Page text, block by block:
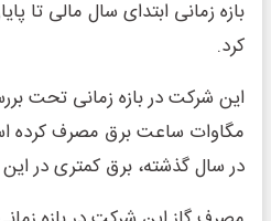
کرد.
مگاوات ساعت برق مصرف
در سال گذشته، برق کمتری در